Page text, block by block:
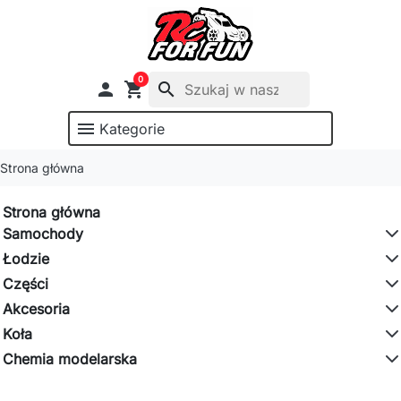
 shopping_cart
0
search
menu Kategorie
Strona główna
Strona główna
Samochody
Łodzie
Części
Akcesoria
Koła
Chemia modelarska